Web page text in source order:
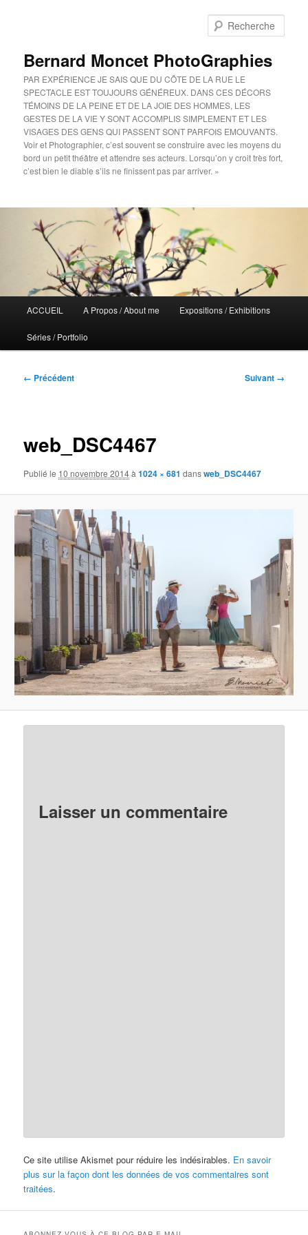
Bernard Moncet PhotoGraphies
PAR EXPÉRIENCE JE SAIS QUE DU CÔTE DE LA RUE LE
SPECTACLE EST TOUJOURS GÉNÉREUX. DANS CES DÉCORS
TÉMOINS DE LA PEINE ET DE LA JOIE DES HOMMES, LES
GESTES DE LA VIE Y SONT ACCOMPLIS SIMPLEMENT ET LES
VISAGES DES GENS QUI PASSENT SONT PARFOIS EMOUVANTS.
Voir et Photographier, c’est souvent se construire avec les moyens du
bord un petit théâtre et attendre ses acteurs. Lorsqu’on y croit très fort,
c’est bien le diable s’ils ne finissent pas par arriver. »
principal
ACCUEIL A Propos / About me Expositions / Exhibitions
Séries / Portfolio
Navigation
← Précédent Suivant →
web_DSC4467
Publié le 10 novembre 2014à1024 × 681 dansweb_DSC4467
Laisser un commentaire
Ce site utilise Akismet pour réduire les indésirables. En savoir
plus sur la façon dont les données de vos commentaires sont
traitées.